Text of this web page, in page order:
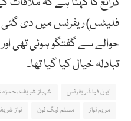
فلیٹس) ریفرنس میں دی
حوالے سے گفتگو ہوئی تھی
تبادلہ خیال کیا گیا تھا۔
ایون فیلڈ ریفرنس
شہباز شریف، حمزہ
مریم نواز
مسلم لیگ نون نواز